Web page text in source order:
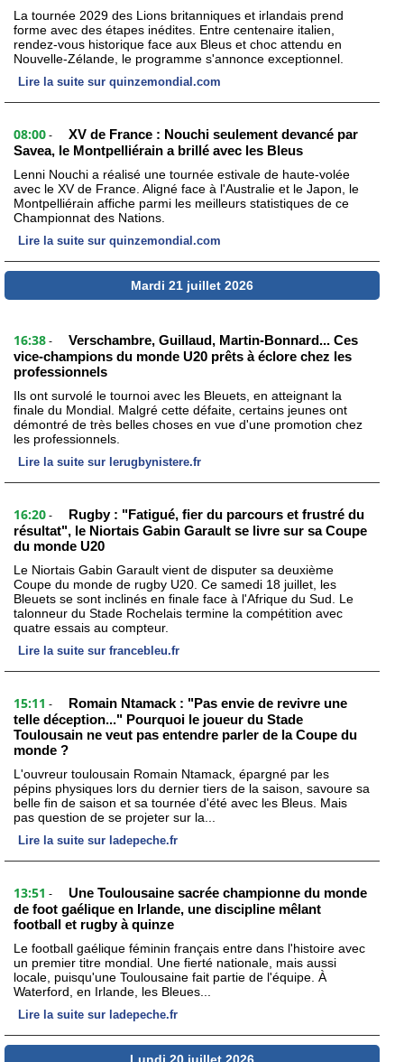
La tournée 2029 des Lions britanniques et irlandais prend
forme avec des étapes inédites. Entre centenaire italien,
rendez-vous historique face aux Bleus et choc attendu en
Nouvelle-Zélande, le programme s'annonce exceptionnel.
Lire la suite sur quinzemondial.com
08:00 -
XV de France : Nouchi seulement devancé par
Savea, le Montpelliérain a brillé avec les Bleus
Lenni Nouchi a réalisé une tournée estivale de haute-volée
avec le XV de France. Aligné face à l'Australie et le Japon, le
Montpelliérain affiche parmi les meilleurs statistiques de ce
Championnat des Nations.
Lire la suite sur quinzemondial.com
Mardi 21 juillet 2026
16:38 -
Verschambre, Guillaud, Martin-Bonnard... Ces
vice-champions du monde U20 prêts à éclore chez les
professionnels
Ils ont survolé le tournoi avec les Bleuets, en atteignant la
finale du Mondial. Malgré cette défaite, certains jeunes ont
démontré de très belles choses en vue d'une promotion chez
les professionnels.
Lire la suite sur lerugbynistere.fr
16:20 -
Rugby : "Fatigué, fier du parcours et frustré du
résultat", le Niortais Gabin Garault se livre sur sa Coupe
du monde U20
Le Niortais Gabin Garault vient de disputer sa deuxième
Coupe du monde de rugby U20. Ce samedi 18 juillet, les
Bleuets se sont inclinés en finale face à l'Afrique du Sud. Le
talonneur du Stade Rochelais termine la compétition avec
quatre essais au compteur.
Lire la suite sur francebleu.fr
15:11 -
Romain Ntamack : "Pas envie de revivre une
telle déception..." Pourquoi le joueur du Stade
Toulousain ne veut pas entendre parler de la Coupe du
monde ?
L'ouvreur toulousain Romain Ntamack, épargné par les
pépins physiques lors du dernier tiers de la saison, savoure sa
belle fin de saison et sa tournée d'été avec les Bleus. Mais
pas question de se projeter sur la...
Lire la suite sur ladepeche.fr
13:51 -
Une Toulousaine sacrée championne du monde
de foot gaélique en Irlande, une discipline mêlant
football et rugby à quinze
Le football gaélique féminin français entre dans l'histoire avec
un premier titre mondial. Une fierté nationale, mais aussi
locale, puisqu'une Toulousaine fait partie de l'équipe. À
Waterford, en Irlande, les Bleues...
Lire la suite sur ladepeche.fr